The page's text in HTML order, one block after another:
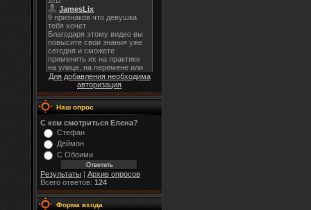
Для добавления необходима
авторизация
Наш опрос
С кем смотриться Елена?
Стефан
Деймон
С Обоими
Результаты
Архив опросов
Всего ответов: 124
Форма входа